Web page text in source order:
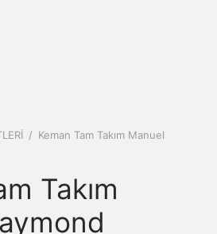
/ Keman Tam Takım Manuel
Takım